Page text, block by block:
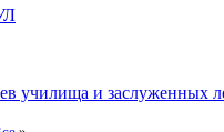
училища и заслуженных